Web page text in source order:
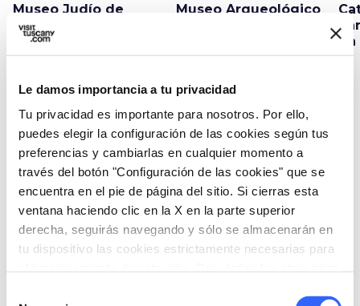
Le damos importancia a tu privacidad
Tu privacidad es importante para nosotros. Por ello,
puedes elegir la configuración de las cookies según tus
preferencias y cambiarlas en cualquier momento a
través del botón "Configuración de las cookies" que se
encuentra en el pie de página del sitio. Si cierras esta
ventana haciendo clic en la X en la parte superior
derecha, seguirás navegando y sólo se almacenarán en
tu dispositivo las cookies estrictamente necesarias para
Museo Judío de
Pitigliano
Museo Arqueológico
en
Eventos map Ver en el mapa
favorite_border